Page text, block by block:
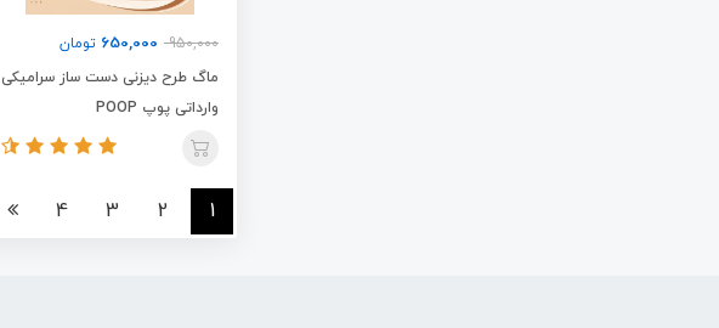
950,000
650,000 تومان
ماگ طرح دیزنی دست ساز سرامیکی
وارداتی پوپ POOP
1
2
3
4